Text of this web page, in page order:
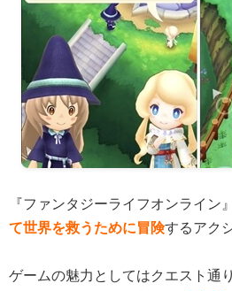
『ファンタジーライフオンライン
て世界を救うために冒険するアク
ゲームの魅力としてはクエスト通